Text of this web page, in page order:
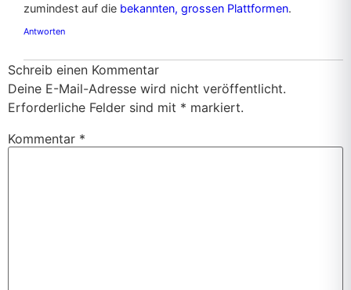
zumindest auf die bekannten, grossen Plattformen.
Antworten
Schreib einen Kommentar
Deine E-Mail-Adresse wird nicht veröffentlicht.
Erforderliche Felder sind mit * markiert.
Kommentar *